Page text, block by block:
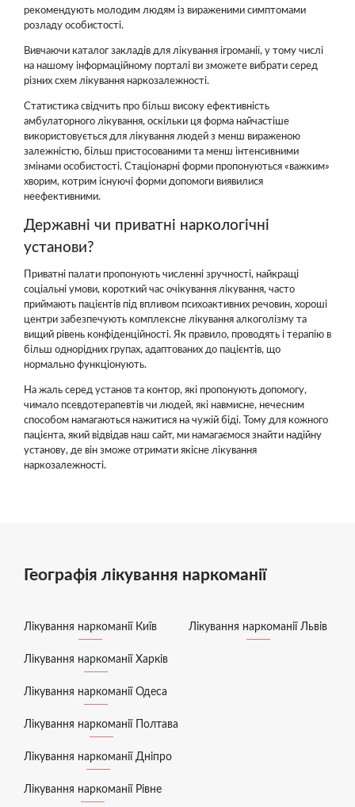
рекомендують молодим людям із вираженими симптомами
розладу особистості.
Вивчаючи каталог закладів для лікування ігроманії, у тому числі
на нашому інформаційному порталі ви зможете вибрати серед
різних схем лікування наркозалежності.
Статистика свідчить про більш високу ефективність
амбулаторного лікування, оскільки ця форма найчастіше
використовується для лікування людей з менш вираженою
залежністю, більш пристосованими та менш інтенсивними
змінами особистості. Стаціонарні форми пропонуються «важким»
хворим, котрим існуючі форми допомоги виявилися
неефективними.
Державні чи приватні наркологічні
установи?
Приватні палати пропонують численні зручності, найкращі
соціальні умови, короткий час очікування лікування, часто
приймають пацієнтів під впливом психоактивних речовин, хороші
центри забезпечують комплексне лікування алкоголізму та
вищий рівень конфіденційності. Як правило, проводять і терапію в
більш однорідних групах, адаптованих до пацієнтів, що
нормально функціонують.
На жаль серед установ та контор, які пропонують допомогу,
чимало псевдотерапевтів чи людей, які навмисне, нечесним
способом намагаються нажитися на чужій біді. Тому для кожного
пацієнта, який відвідав наш сайт, ми намагаємося знайти надійну
установу, де він зможе отримати якісне лікування
наркозалежності.
Географія лікування наркоманії
Лікування наркоманії Київ Лікування наркоманії Львів
Лікування наркоманії Харків
Лікування наркоманії Одеса
Лікування наркоманії Полтава
Лікування наркоманії Дніпро
Лікування наркоманії Рівне